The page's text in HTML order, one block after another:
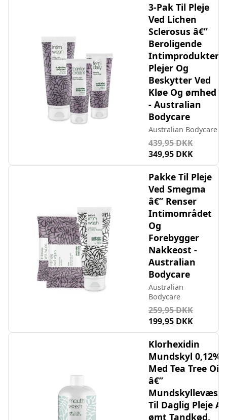
3-Pak Til Pleje
Ved Lichen
Sclerosus â€”
Beroligende
Intimprodukter
Plejer Og
Beskytter Ved
Kløe Og ømhed
- Australian
Bodycare
Australian Bodycare
439,95 DKK
349,95 DKK
Pakke Til Pleje
Ved Smegma
â€” Renser
Intimområdet
Og
Forebygger
Nakkeost -
Australian
Bodycare
Australian
Bodycare
259,95 DKK
199,95 DKK
Klorhexidin
Mundskyl 0,12%
Med Tea Tree Oil
â€”
Til Daglig Pleje Af
ømt Tandkød,